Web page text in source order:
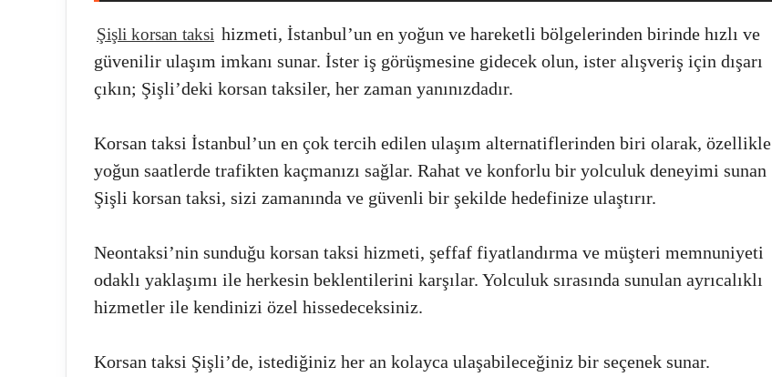
Şişli korsan taksi hizmeti, İstanbul’un en yoğun ve hareketli bölgelerinden birinde hızlı ve
güvenilir ulaşım imkanı sunar. İster iş görüşmesine gidecek olun, ister alışveriş için dışarı
çıkın; Şişli’deki korsan taksiler, her zaman yanınızdadır.
Korsan taksi İstanbul’un en çok tercih edilen ulaşım alternatiflerinden biri olarak, özellikle
yoğun saatlerde trafikten kaçmanızı sağlar. Rahat ve konforlu bir yolculuk deneyimi sunan
Şişli korsan taksi, sizi zamanında ve güvenli bir şekilde hedefinize ulaştırır.
Neontaksi’nin sunduğu korsan taksi hizmeti, şeffaf fiyatlandırma ve müşteri memnuniyeti
odaklı yaklaşımı ile herkesin beklentilerini karşılar. Yolculuk sırasında sunulan ayrıcalıklı
hizmetler ile kendinizi özel hissedeceksiniz.
Korsan taksi Şişli’de, istediğiniz her an kolayca ulaşabileceğiniz bir seçenek sunar.